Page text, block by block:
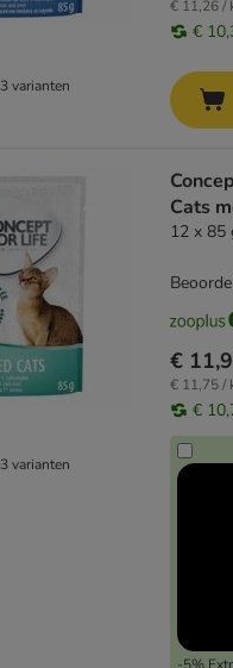
3 varianten
€ 11,26 /
€
3 varianten
Cats
12 x 85
€
€ 11,75 /
€